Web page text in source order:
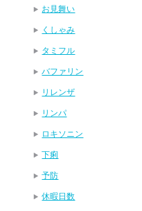
お見舞い
くしゃみ
タミフル
バファリン
リレンザ
リンパ
ロキソニン
下痢
予防
休暇日数